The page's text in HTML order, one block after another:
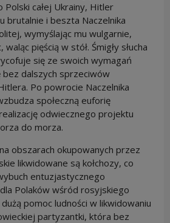
Polski całej Ukrainy, Hitler
brutalnie i beszta Naczelnika
wymyślając mu wulgarnie,
pięścią w stół. Śmigły słucha
się ze swoich wymagań
bez dalszych sprzeciwów
Po powrocie Naczelnika
społeczną euforię
odwiecznego projektu
do morza.
obszarach okupowanych przez
likwidowane są kołchozy, co
entuzjastycznego
Polaków wśród rosyjskiego
pomoc ludności w likwidowaniu
partyzantki, która bez